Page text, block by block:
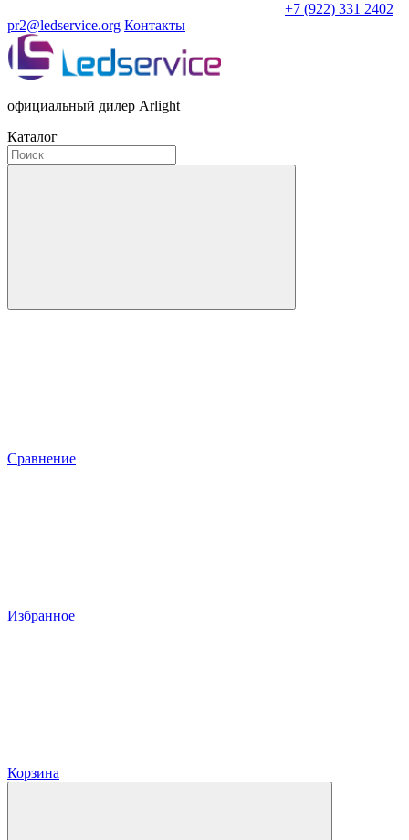
+7 (922) 331 2402
pr2@ledservice.org Контакты
официальный дилер Arlight
Каталог
Сравнение
Избранное
Корзина